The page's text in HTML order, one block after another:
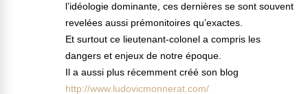
l’idéologie dominante, ces dernières se sont souvent
revelées aussi prémonitoires qu’exactes.
Et surtout ce lieutenant-colonel a compris les
dangers et enjeux de notre époque.
Il a aussi plus récemment créé son blog
http://www.ludovicmonnerat.com/